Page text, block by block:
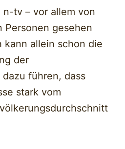
tv – vor allem von
Personen gesehen
kann allein schon die
der
führen, dass
stark vom